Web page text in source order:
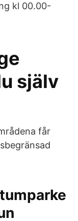
kl 00.00-
själv
får